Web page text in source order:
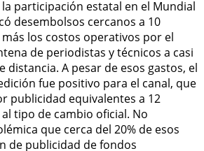
participación estatal en el Mundial
desembolsos cercanos a 10
los costos operativos por el
de periodistas y técnicos a casi
distancia. A pesar de esos gastos, el
fue positivo para el canal, que
publicidad equivalentes a 12
tipo de cambio oficial. No
que cerca del 20% de esos
de publicidad de fondos